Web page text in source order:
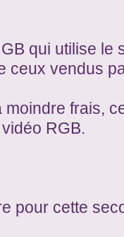
qui utilise le
ceux vendus
frais,
RGB.
pour cette